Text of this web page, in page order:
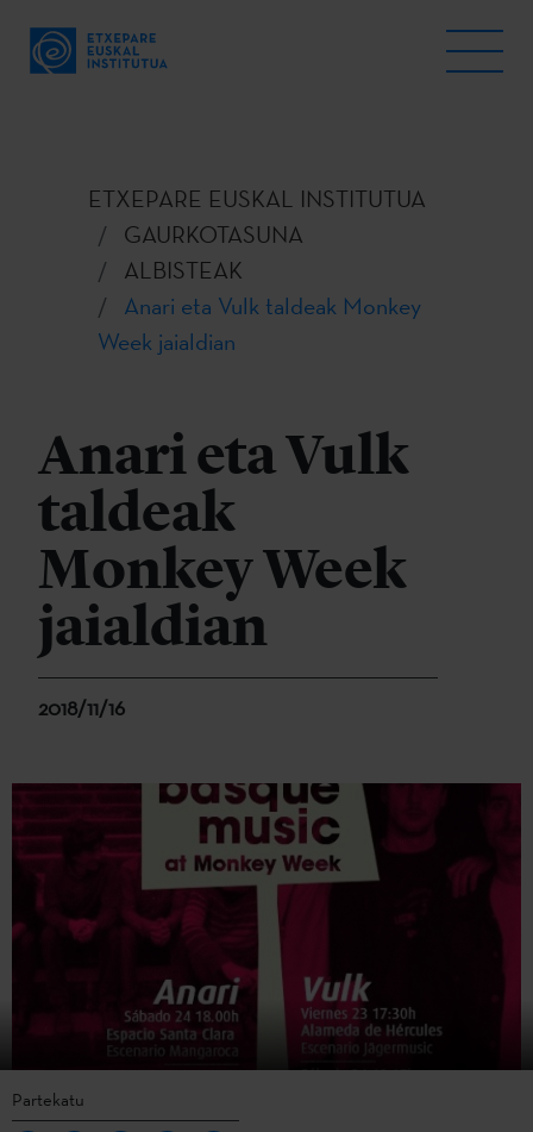
ETXEPARE EUSKAL INSTITUTUA
GAURKOTASUNA
ALBISTEAK
Anari eta Vulk taldeak Monkey
Week jaialdian
Anari eta Vulk
taldeak
Monkey Week
jaialdian
2018/11/16
Partekatu